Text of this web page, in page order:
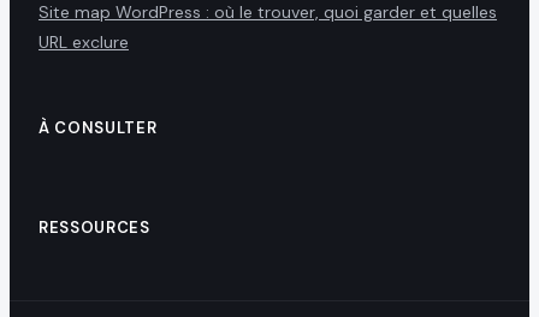
Site map WordPress : où le trouver, quoi garder et quelles
URL exclure
À CONSULTER
RESSOURCES